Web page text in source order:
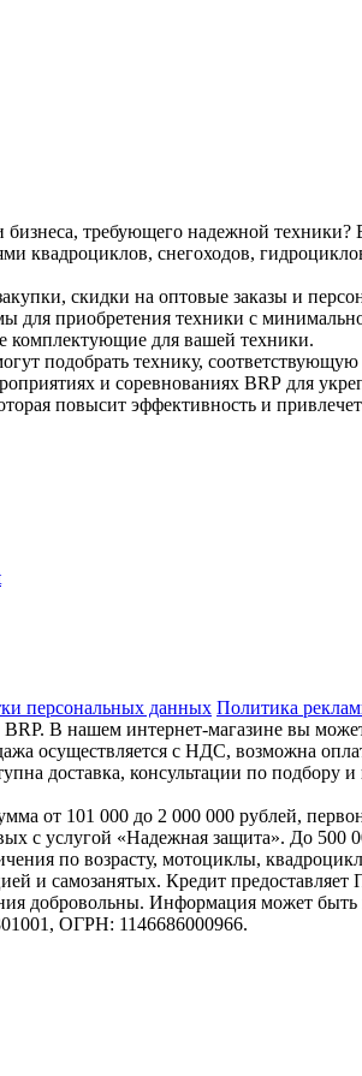
бизнеса, требующего надежной
квадроциклов, снегоходов,
скидки на оптовые заказы и
приобретения техники с
комплектующие для вашей техники.
подобрать технику,
и соревнованиях BRP для
повысит эффективность и
персональных данных Политика
В нашем интернет-магазине вы
осуществляется с НДС, возможна
доставка, консультации по
от 101 000 до 2 000 000 рублей,
с услугой «Надежная защита». До
по возрасту, мотоциклы,
и самозанятых. Кредит
добровольны. Информация может
ОГРН: 1146686000966.